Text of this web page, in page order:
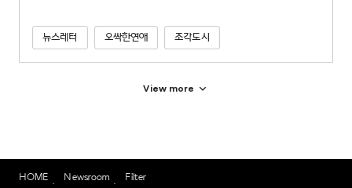
뉴스레터 오싹한연애 조각도시
View more
HOME Newsroom Filter